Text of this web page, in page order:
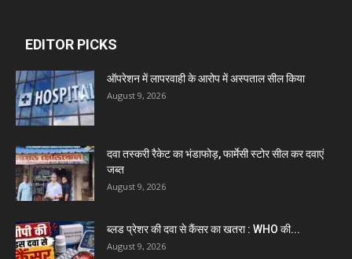
Dava India
Invision Pharma Limited
Ben Pharmaceuticals
Marxx Pharma
Mcneil & Argus Pharmaceuticals Limited
EDITOR PICKS
ऑपरेशन में लापरवाही के आरोप में अस्पताल सील किया
August 9, 2026
दवा तस्करी रैकेट का भंडाफोड़, फार्मेसी स्टोर सील कर दवाएं
जब्त
August 9, 2026
ब्लड प्रेशर की दवा से कैंसर का खतरा : WHO की...
August 9, 2026